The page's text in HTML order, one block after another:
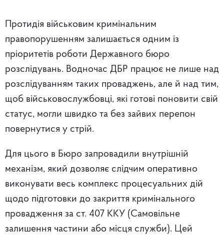
Протидія військовим кримінальним
правопорушенням залишається одним із
пріоритетів роботи Державного бюро
розслідувань. Водночас ДБР працює не лише над
розслідуванням таких проваджень, але й над тим,
щоб військовослужбовці, які готові поновити свій
статус, могли швидко та без зайвих перепон
повернутися у стрій.
Для цього в Бюро запровадили внутрішній
механізм, який дозволяє слідчим оперативно
виконувати весь комплекс процесуальних дій
щодо підготовки до закриття кримінального
провадження за ст. 407 ККУ (Самовільне
залишення частини або місця служби). Цей